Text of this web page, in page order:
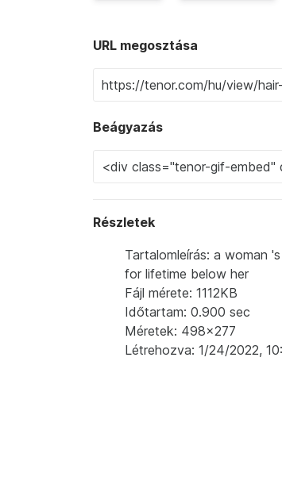
URL megosztása
Beágyazás
Részletek
Tartalomleírás: a woman
for lifetime below her
Fájl mérete: 1112KB
Időtartam: 0.900 sec
Méretek: 498x277
Létrehozva: 1/24/2022,